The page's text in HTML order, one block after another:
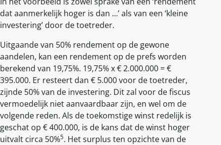
dat aanmerkelijk hoger is dan …’ als van een ‘kleine
investering’ door de toetreder.
Uitgaande van 50% rendement op de gewone
aandelen, kan een rendement op de prefs worden
berekend van 19,75%. 19,75% x € 2.000.000 = €
395.000. Er resteert dan € 5.000 voor de toetreder,
zijnde 50% van de investering. Dit zal voor de fiscus
vermoedelijk niet aanvaardbaar zijn, en wel om de
volgende reden. Als de toekomstige winst redelijk is
geschat op € 400.000, is de kans dat de winst hoger
uitvalt circa 50%5. Het surplus ten opzichte van de